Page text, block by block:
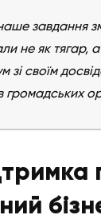
завдання
не як тягар,
зі своїм
громадських